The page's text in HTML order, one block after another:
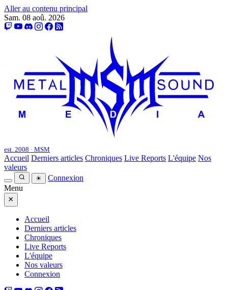
Aller au contenu principal
Sam. 08 aoû. 2026
est. 2008 · MSM
Accueil Derniers articles Chroniques Live Reports L'équipe Nos
valeurs
☀
Connexion
Menu
×
Accueil
Derniers articles
Chroniques
Live Reports
L'équipe
Nos valeurs
Connexion